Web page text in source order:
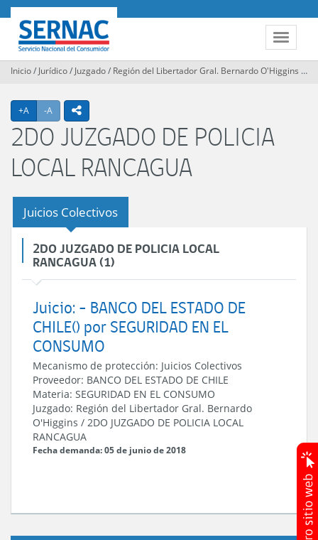
Contenido
principal
Toggle
SERNAC
Inicio/ Jurídico/ Juzgado/ Región del Libertador Gral. Bernardo O'Higgins
+A Agrandar texto
-A Achicar textoicono compartir
2DO JUZGADO DE POLICIA
LOCAL RANCAGUA
Juicios Colectivos
2DO JUZGADO DE POLICIA LOCAL
RANCAGUA (1)
Juicio: - BANCO DEL ESTADO DE
CHILE() por SEGURIDAD EN EL
CONSUMO
Mecanismo de protección: Juicios Colectivos
Proveedor: BANCO DEL ESTADO DE CHILE
Materia: SEGURIDAD EN EL CONSUMO
Juzgado: Región del Libertador Gral. Bernardo
O'Higgins / 2DO JUZGADO DE POLICIA LOCAL
RANCAGUA
Fecha demanda: 05 de junio de 2018